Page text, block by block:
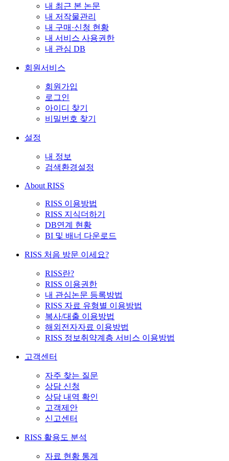
내 최근 본 논문
내 저작물관리
내 구매·신청 현황
내 서비스 사용권한
내 관심 DB
회원서비스
회원가입
로그인
아이디 찾기
비밀번호 찾기
설정
내 정보
검색환경설정
About RISS
RISS 이용방법
RISS 지식더하기
DB연계 현황
BI 및 배너 다운로드
RISS 처음 방문 이세요?
RISS란?
RISS 이용권한
내 관심논문 등록방법
RISS 자료 유형별 이용방법
복사/대출 이용방법
해외전자자료 이용방법
RISS 정보취약계층 서비스 이용방법
고객센터
자주 찾는 질문
상담 신청
상담 내역 확인
고객제안
신고센터
RISS 활용도 분석
자료 현황 통계